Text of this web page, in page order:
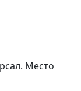
Место